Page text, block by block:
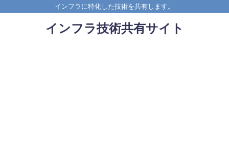
インフラに特化した技術を共有します。
インフラ技術共有サイト